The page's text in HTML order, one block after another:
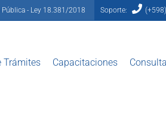
- Ley 18.381/2018 Soporte:
Trámites Capacitaciones